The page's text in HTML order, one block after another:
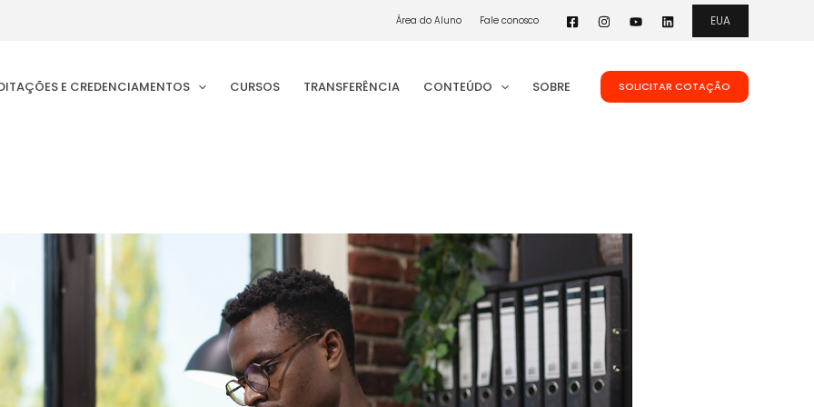
Área do Aluno Fale conosco EUA
E CREDENCIAMENTOS CURSOS TRANSFERÊNCIA CONTEÚDO SOBRE SOLICITAR COTAÇÃO